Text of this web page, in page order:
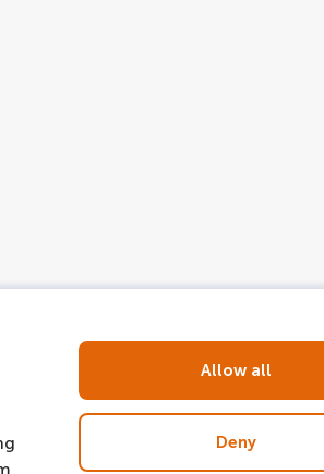
Allow all
Deny
italiano, portugués, catalán,